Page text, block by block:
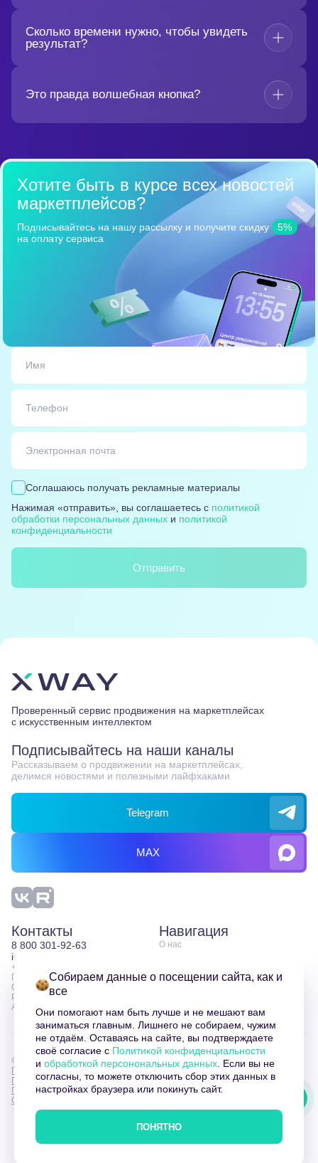
Собираем данные о посещении сайта, как и
все
Они помогают нам быть лучше и не мешают вам
заниматься главным. Лишнего не собираем, чужим
не отдаём. Оставаясь на сайте, вы подтверждаете
своё согласие с Политикой конфиденциальности
и обработкой персонональных данных . Если вы не
согласны, то можете отключить сбор этих данных в
настройках браузера или покинуть сайт.
ПОНЯТНО
Сколько времени нужно, чтобы увидеть
результат?
Это правда волшебная кнопка?
Хотите быть в курсе всехновостей
маркетплейсов?
Подписывайтесь на нашу рассылку и получите скидку
5%
на оплату сервиса
Соглашаюсь получать рекламные материалы
Нажимая «отправить», вы соглашаетесь с политикой
обработки персональных данных и политикой
конфиденциальности
Отправить
Проверенный сервис продвижения на маркетплейсах
с искусственным интеллектом
Подписывайтесь на наши каналы
Рассказываем о продвижении на маркетплейсах,
делимся новостями и полезными лайфхаками
Telegram
MAX
Контакты
8 800 301-92-63
info@xway.ru
+7 495 150-57-80
Пн-Пт.: 10:00–19:00
ООО «ТИСЭЙЛ»
Россия, Москва, 1-й
Автозаводский проезд 4к1
Навигация
О нас
Блог
Клиенты
© 2026 XWAY. Все права защищены
Пользовательское соглашение
Политика конфиденциальности
Политика в отношении обработки персональных данных
Согласие на получение рекламной рассылки